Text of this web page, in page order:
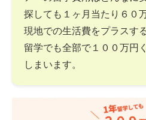
探しても１ヶ月当たり６０
現地での生活費をプラスす
留学でも全部で１００万円
しまいます。